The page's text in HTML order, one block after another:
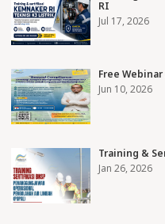
RI
Jul 17, 2026
Free Webinar
Jun 10, 2026
Training &
Jan 26, 2026